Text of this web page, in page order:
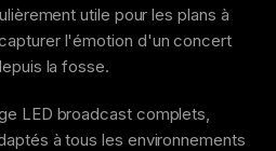
utile pour les plans à
l'émotion d'un concert
la fosse.
LED broadcast complets,
à tous les environnements